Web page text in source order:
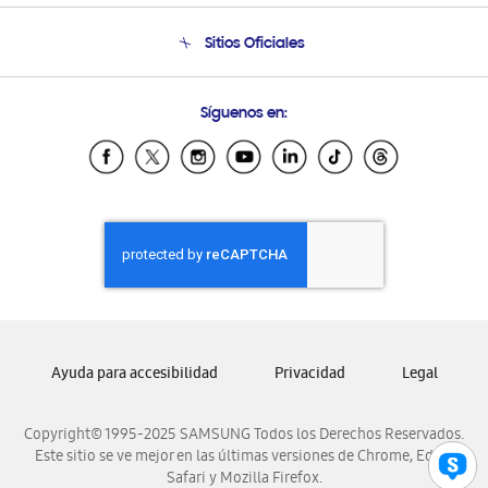
Condiciones de Compra
Soporte vía eMail
Sitios Oficiales
Samsung Ecuador
Samsung El Salvador
Samsung Honduras
Samsung Nicaragua
Samsung Panamá
Samsung Venezuela
Síguenos en:
Copyright© 1995-2025 SAMSUNG Todos los Derechos Reservados.
Este sitio se ve mejor en las últimas versiones de Chrome, Edge,
Safari y Mozilla Firefox.
Ayuda para accesibilidad Privacidad Legal